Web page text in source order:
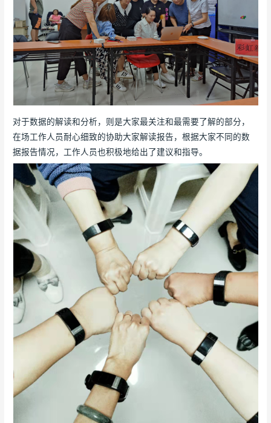
对于数据的解读和分析，则是大家最关注和最需要了解的部分，
在场工作人员耐心细致的协助大家解读报告，根据大家不同的数
据报告情况，工作人员也积极地给出了建议和指导。